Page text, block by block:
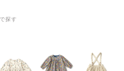
探す